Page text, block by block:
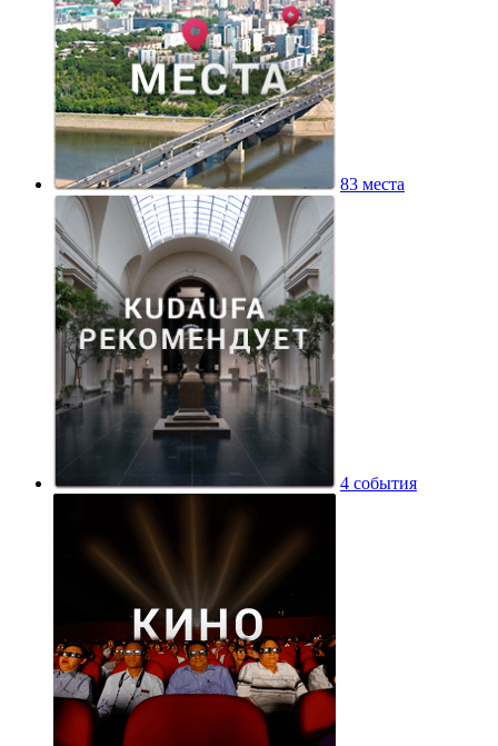
83 места
4 события